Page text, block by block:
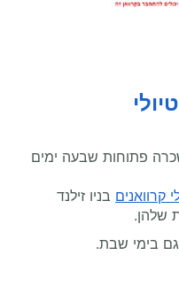
טיולי
פתוחות שבעה ימים
קרוואנים בניו זילנד
שלהן.
בימי שבת.